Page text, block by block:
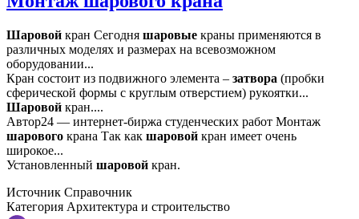
Шаровой кран Сегодня шаровые краны применяются в
различных моделях и размерах на всевозможном
оборудовании...
Кран состоит из подвижного элемента – затвора (пробки
сферической формы с круглым отверстием) рукоятки...
Шаровой кран....
Автор24 — интернет-биржа студенческих работ Монтаж
шарового крана Так как шаровой кран имеет очень
широкое...
Установленный шаровой кран.
Источник Справочник
Категория Архитектура и строительство